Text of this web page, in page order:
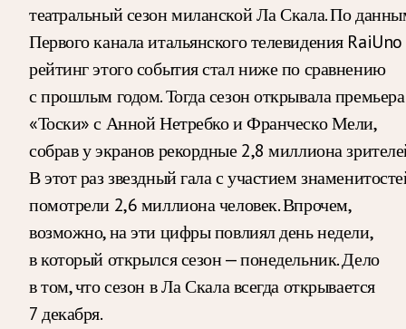
театральный сезон миланской Ла Скала. По
Первого канала итальянского телевидения RaiUno
рейтинг этого события стал ниже по сравнению
с прошлым годом. Тогда сезон открывала премьера
«Тоски» с Анной Нетребко и Франческо Мели,
собрав у экранов рекордные 2,8 миллиона
В этот раз звездный гала с участием
помотрели 2,6 миллиона человек. Впрочем,
возможно, на эти цифры повлиял день недели,
в который открылся сезон — понедельник. Дело
в том, что сезон в Ла Скала всегда открывается
7 декабря.